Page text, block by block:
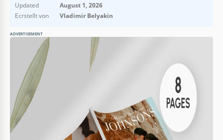
Updated
August 1, 2026
Ecrstellt von
Vladimir Belyakin
ADVERTISEMENT